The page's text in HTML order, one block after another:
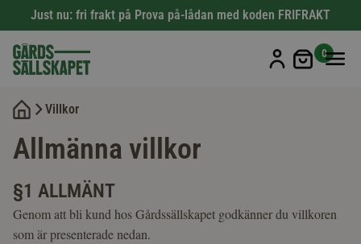
Just nu: fri frakt på Prova på-lådan med koden FRIFRAKT
Min
0
Villkor
Allmänna villkor
§1 ALLMÄNT
Genom att bli kund hos Gårdssällskapet godkänner du villkoren
som är presenterade nedan.